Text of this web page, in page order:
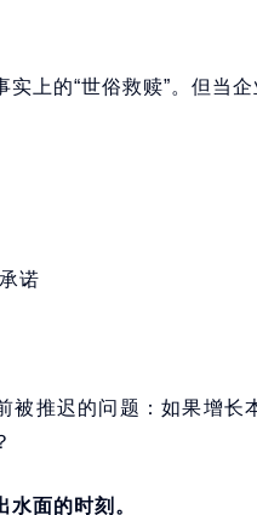
上的“世俗救赎”。但当企
诺
被推迟的问题：如果增
面的时刻。